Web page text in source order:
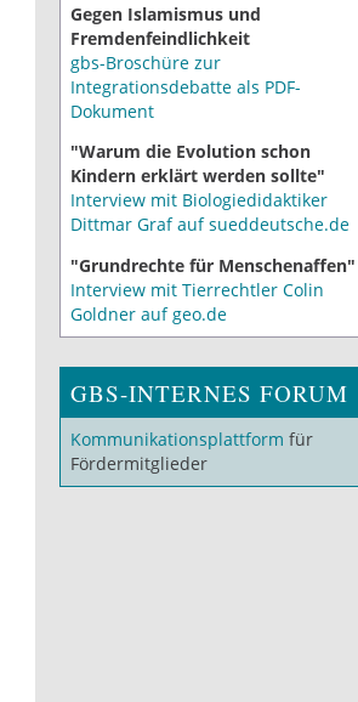
Gegen Islamismus und
Fremdenfeindlichkeit
gbs-Broschüre zur
Integrationsdebatte als PDF-
Dokument
"Warum die Evolution schon
Kindern erklärt werden sollte"
Interview mit Biologiedidaktiker
Dittmar Graf auf sueddeutsche.de
"Grundrechte für Menschenaffen"
Interview mit Tierrechtler Colin
Goldner auf geo.de
GBS-INTERNES FORUM
Kommunikationsplattform für
Fördermitglieder